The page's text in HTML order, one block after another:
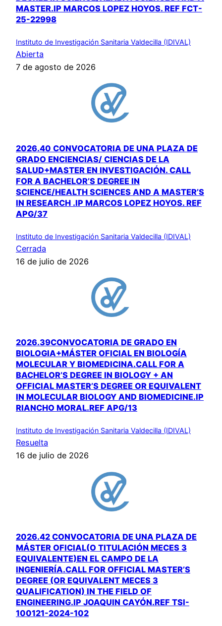
MASTER.IP MARCOS LOPEZ HOYOS. REF FCT-
25-22998
Instituto de Investigación Sanitaria Valdecilla (IDIVAL)
Abierta
7 de agosto de 2026
2026.40 CONVOCATORIA DE UNA PLAZA DE
GRADO ENCIENCIAS/ CIENCIAS DE LA
SALUD+MASTER EN INVESTIGACIÓN. CALL
FOR A BACHELOR’S DEGREE IN
SCIENCE/HEALTH SCIENCES AND A MASTER’S
IN RESEARCH .IP MARCOS LOPEZ HOYOS. REF
APG/37
Instituto de Investigación Sanitaria Valdecilla (IDIVAL)
Cerrada
16 de julio de 2026
2026.39CONVOCATORIA DE GRADO EN
BIOLOGIA+MÁSTER OFICIAL EN BIOLOGÍA
MOLECULAR Y BIOMEDICINA.CALL FOR A
BACHELOR’S DEGREE IN BIOLOGY + AN
OFFICIAL MASTER’S DEGREE OR EQUIVALENT
IN MOLECULAR BIOLOGY AND BIOMEDICINE.IP
RIANCHO MORAL.REF APG/13
Instituto de Investigación Sanitaria Valdecilla (IDIVAL)
Resuelta
16 de julio de 2026
2026.42 CONVOCATORIA DE UNA PLAZA DE
MÁSTER OFICIAL(O TITULACIÓN MECES 3
EQUIVALENTE)EN EL CAMPO DE LA
INGENIERÍA.CALL FOR OFFICIAL MASTER’S
DEGREE (OR EQUIVALENT MECES 3
QUALIFICATION) IN THE FIELD OF
ENGINEERING.IP JOAQUIN CAYÓN.REF TSI-
100121-2024-102